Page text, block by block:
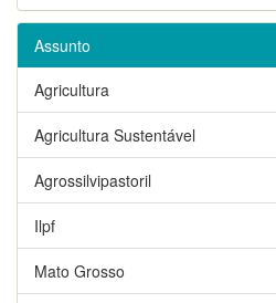
Assunto
Agricultura
Agricultura Sustentável
Agrossilvipastoril
Ilpf
Mato Grosso